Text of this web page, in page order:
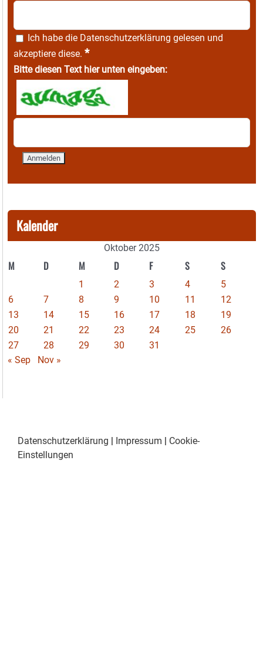
Ich habe die Datenschutzerklärung gelesen und
akzeptiere diese. *
Bitte diesen Text hier unten eingeben:
Kalender
Oktober 2025
M D M D F S S
1 2 3 4
5
6
7 8 9 10 11
12
13
14 15 16 17 18
19
20
21 22 23 24 25
26
27
28 29 30
31
« Sep
Nov »
Datenschutzerklärung Impressum
Cookie-
Einstellungen